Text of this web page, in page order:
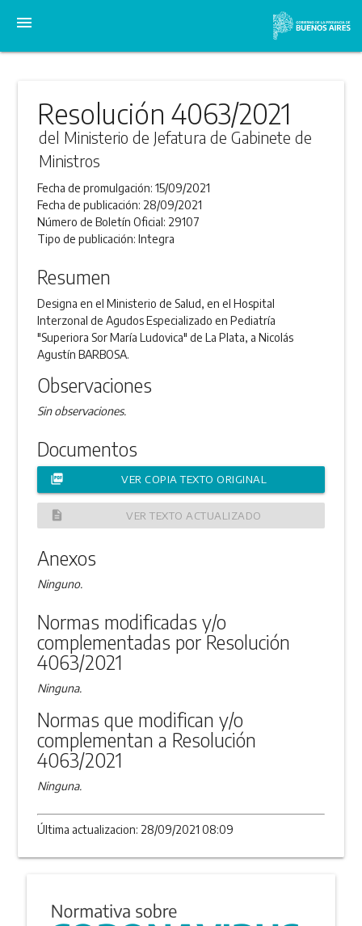
menu
Resolución 4063/2021
del Ministerio de Jefatura de Gabinete de
Ministros
Fecha de promulgación:15/09/2021
Fecha de publicación: 28/09/2021
Número de Boletín Oficial: 29107
Tipo de publicación:Integra
Resumen
Designa en el Ministerio de Salud, en el Hospital
Interzonal de Agudos Especializado en Pediatría
"Superiora Sor María Ludovica" de La Plata, a Nicolás
Agustín BARBOSA.
Observaciones
Sin observaciones.
Documentos
picture_as_pdf VER COPIA TEXTO ORIGINAL
description VER TEXTO ACTUALIZADO
Anexos
Ninguno.
Normas modificadas y/o
complementadas por Resolución
4063/2021
Ninguna.
Normas que modifican y/o
complementan a Resolución
4063/2021
Ninguna.
Última actualizacion: 28/09/2021 08:09